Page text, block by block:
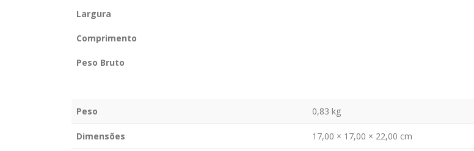
Largura
Comprimento
Peso Bruto
Peso 0,83 kg
Dimensões 17,00 × 17,00 × 22,00 cm